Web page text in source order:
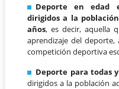
Deporte en edad
dirigidos a la
años, es decir, aquella
aprendizaje del deporte,
competición deportiva
Deporte para todas
dirigidos a la población